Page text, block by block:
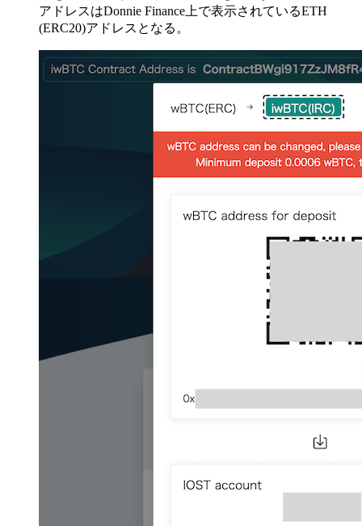
アドレスはDonnie Finance上で表示されているETH
(ERC20)アドレスとなる。